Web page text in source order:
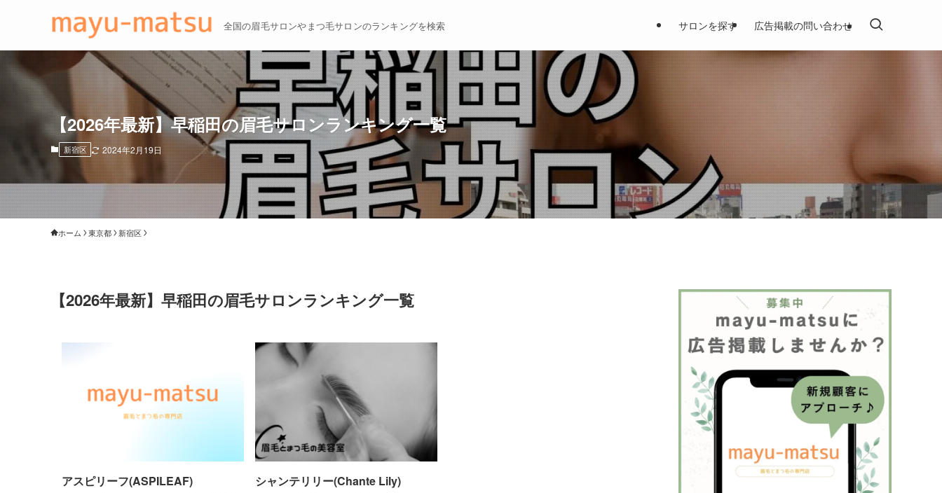
全国の眉毛サロンやまつ毛サロンのランキングを検索 サロンを探す 広告掲載の問い合わせ
【2026年最新】早稲田の眉毛サロンランキング一覧
新宿区 2024年2月19日
ホーム 東京都 新宿区
【2026年最新】早稲田の眉毛サロンランキング一覧
アスピリーフ(ASPILEAF) シャンテリリー(Chante Lily)